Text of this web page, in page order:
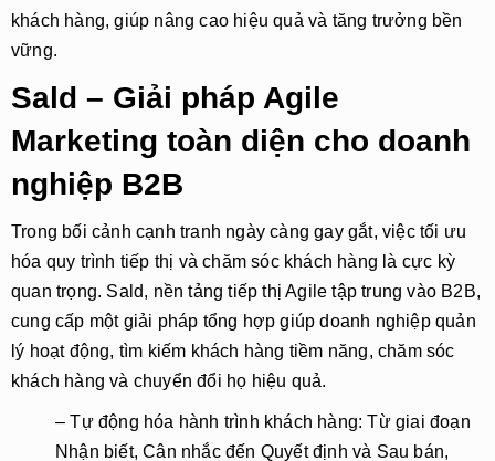
khách hàng, giúp nâng cao hiệu quả và tăng trưởng bền
vững.
Sald – Giải pháp Agile
Marketing toàn diện cho doanh
nghiệp B2B
Trong bối cảnh cạnh tranh ngày càng gay gắt, việc tối ưu
hóa quy trình tiếp thị và chăm sóc khách hàng là cực kỳ
quan trọng. Sald, nền tảng tiếp thị Agile tập trung vào B2B,
cung cấp một giải pháp tổng hợp giúp doanh nghiệp quản
lý hoạt động, tìm kiếm khách hàng tiềm năng, chăm sóc
khách hàng và chuyển đổi họ hiệu quả.
– Tự động hóa hành trình khách hàng: Từ giai đoạn
Nhận biết,Cân nhắcđến Quyết định và Sau bán,